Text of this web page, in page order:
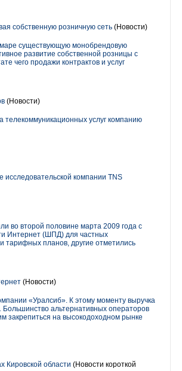
собственную розничную сеть (Новости)
существующую монобрендовую
развитие собственной розницы с
чего продажи контрактов и услуг
(Новости)
телекоммуникационных услуг компанию
исследовательской компании TNS
во второй половине марта 2009 года с
Интернет (ШПД) для частных
тарифных планов, другие отметились
(Новости)
«Уралсиб». К этому моменту выручка
альтернативных операторов
закрепиться на высокодоходном рынке
Кировской области (Новости короткой